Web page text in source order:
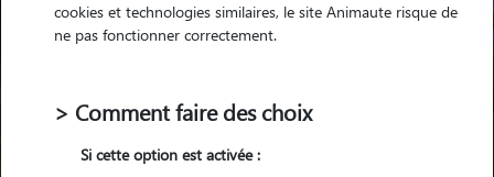
Pour quel animal ?
Trouver mon Pet Sitter
cookies et technologies similaires, le site Animaute risque de
ne pas fonctionner correctement.
> Comment faire des choix
Si cette option est activée :